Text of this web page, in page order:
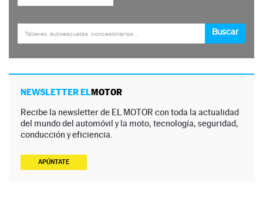
NEWSLETTER ELMOTOR
Recibe la newsletter de EL MOTOR con toda la actualidad
del mundo del automóvil y la moto, tecnología, seguridad,
conducción y eficiencia.
APÚNTATE